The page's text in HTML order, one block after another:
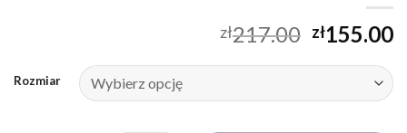
zł217.00 zł155.00
Rozmiar